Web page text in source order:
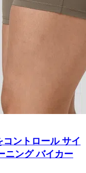
ントロール サイ
ニング バイカー